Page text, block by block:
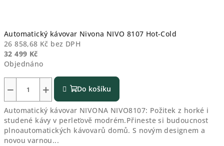
Automatický kávovar Nivona NIVO 8107 Hot-Cold
26 858,68 Kč bez DPH
32 499 Kč
Objednáno
+
− Do košíku
Automatický kávovar NIVONA NIVO8107: Požitek z horké i
studené kávy v perleťově modrém.Přineste si budoucnost
plnoautomatických kávovarů domů. S novým designem a
novou varnou...